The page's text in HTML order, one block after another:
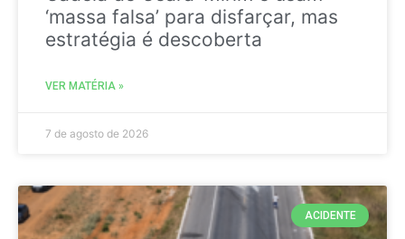
‘massa falsa’ para disfarçar, mas
estratégia é descoberta
VER MATÉRIA »
7 de agosto de 2026
ACIDENTE